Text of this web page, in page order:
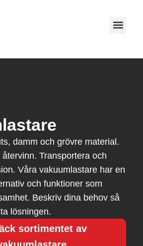
damm och grövre material.
Transportera och
Våra vakuumlastare har en
och funktioner som
Beskriv dina behov så
lösningen.
sortimentet av